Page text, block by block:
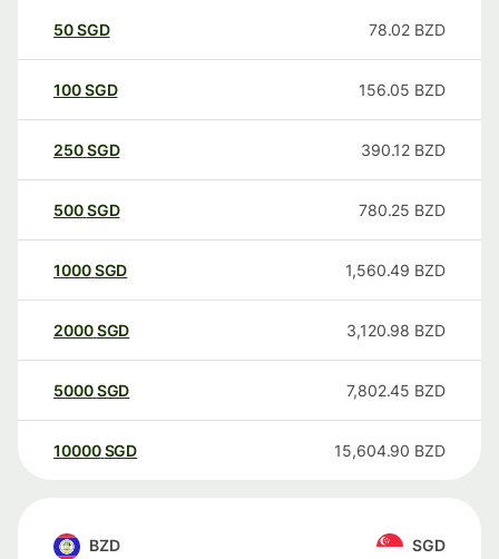
50SGD 78.02 BZD
100SGD 156.05 BZD
250SGD 390.12 BZD
500SGD 780.25 BZD
1000SGD 1,560.49 BZD
2000SGD 3,120.98 BZD
5000SGD 7,802.45 BZD
10000 SGD 15,604.90 BZD
BZD SGD